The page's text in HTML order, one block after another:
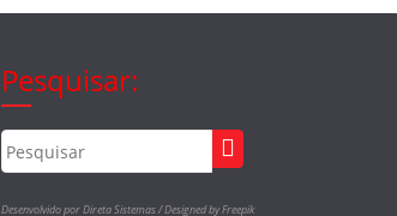
Pesquisar:
Desenvolvido por Direta Sistemas /Designed by Freepik